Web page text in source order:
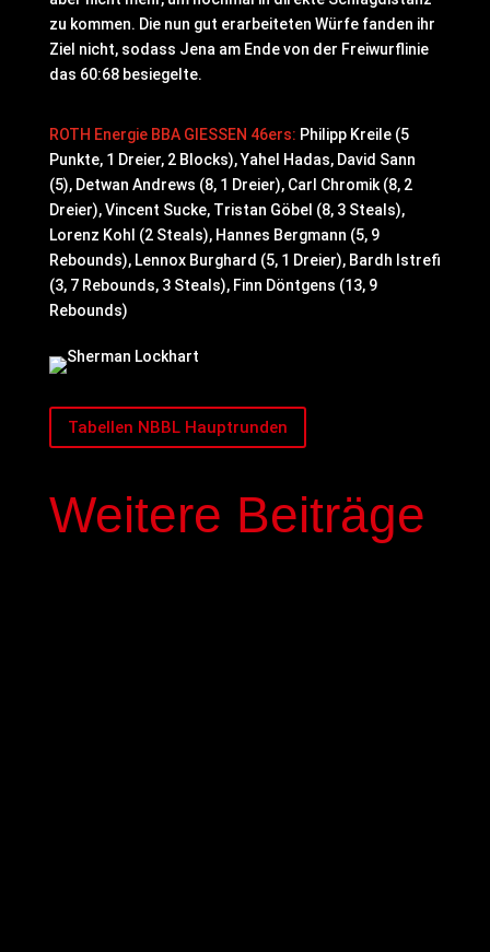
zu kommen. Die nun gut erarbeiteten Würfe fanden ihr
Ziel nicht, sodass Jena am Ende von der Freiwurflinie
das 60:68 besiegelte.
ROTH Energie BBA GIESSEN 46ers: Philipp Kreile (5
Punkte, 1 Dreier, 2 Blocks), Yahel Hadas, David Sann
(5), Detwan Andrews (8, 1 Dreier), Carl Chromik (8, 2
Dreier), Vincent Sucke, Tristan Göbel (8, 3 Steals),
Lorenz Kohl (2 Steals), Hannes Bergmann (5, 9
Rebounds), Lennox Burghard (5, 1 Dreier), Bardh Istrefi
(3, 7 Rebounds, 3 Steals), Finn Döntgens (13, 9
Rebounds)
Tabellen NBBL Hauptrunden
Weitere Beiträge